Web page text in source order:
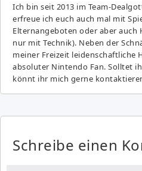
Ich bin seit 2013 im Team-
erfreue ich euch auch mal mit
Elternangeboten oder aber
nur mit Technik). Neben der
meiner Freizeit leidenschaftliche
absoluter Nintendo Fan. Solltet
könnt ihr mich gerne
Schreibe einen